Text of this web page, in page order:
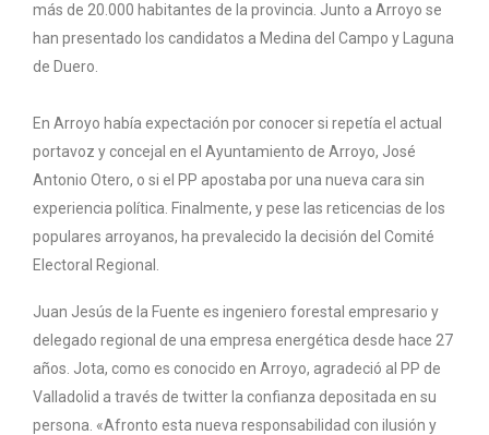
más de 20.000 habitantes de la provincia. Junto a Arroyo se
han presentado los candidatos a Medina del Campo y Laguna
de Duero.
En Arroyo había expectación por conocer si repetía el actual
portavoz y concejal en el Ayuntamiento de Arroyo, José
Antonio Otero, o si el PP apostaba por una nueva cara sin
experiencia política. Finalmente, y pese las reticencias de los
populares arroyanos, ha prevalecido la decisión del Comité
Electoral Regional.
Juan Jesús de la Fuente es ingeniero forestal empresario y
delegado regional de una empresa energética desde hace 27
años. Jota, como es conocido en Arroyo, agradeció al PP de
Valladolid a través de twitter la confianza depositada en su
persona. «Afronto esta nueva responsabilidad con ilusión y